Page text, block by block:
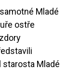
Mladé
ostře
Mladé